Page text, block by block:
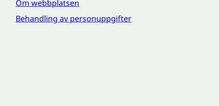
Om webbplatsen
Behandling av personuppgifter